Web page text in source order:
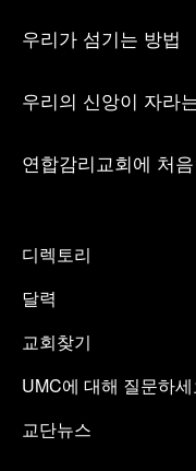
우리가 섬기는 방법
우리의 신앙이 자라
연합감리교회에 처
디렉토리
달력
교회찾기
UMC에 대해 질문하
교단뉴스